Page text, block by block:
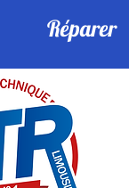
Réparer